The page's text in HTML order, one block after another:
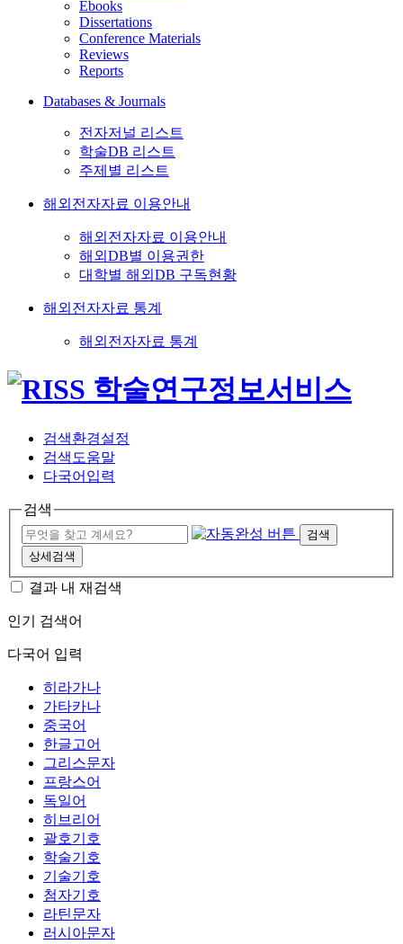
Ebooks
Dissertations
Conference Materials
Reviews
Reports
Databases & Journals
전자저널 리스트
학술DB 리스트
주제별 리스트
해외전자자료 이용안내
해외전자자료 이용안내
해외DB별 이용권한
대학별 해외DB 구독현황
해외전자자료 통계
해외전자자료 통계
검색환경설정
검색도움말
다국어입력
검색
검색
상세검색
결과 내 재검색
인기 검색어
다국어 입력
히라가나
가타카나
중국어
한글고어
그리스문자
프랑스어
독일어
히브리어
괄호기호
학술기호
기술기호
첨자기호
라틴문자
러시아문자